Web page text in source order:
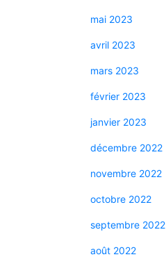
mai 2023
avril 2023
mars 2023
février 2023
janvier 2023
décembre 2022
novembre 2022
octobre 2022
septembre 2022
août 2022